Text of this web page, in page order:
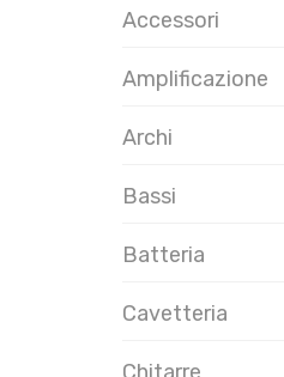
Accessori
Amplificazione
Archi
Bassi
Batteria
Cavetteria